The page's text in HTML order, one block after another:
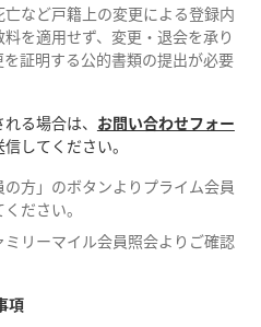
など戸籍上の変更による登録内
を適用せず、変更・退会を承り
証明する公的書類の提出が必要
る場合は、 お問い合わせフォー
してください。
の方」のボタンよりプライム会員
ださい。
リーマイル会員照会よりご確認
項